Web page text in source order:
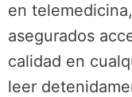
en
asegurados
calidad en
leer